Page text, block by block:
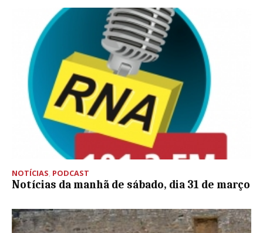
NOTÍCIAS PODCAST
Notícias da manhã de sábado, dia 31 de março